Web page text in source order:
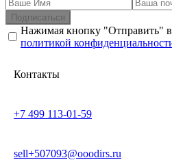
Подписаться
Нажимая кнопку "Отправить"
политикой
Контакты
+7 499 113-01-59
sell+507093@ooodirs.ru